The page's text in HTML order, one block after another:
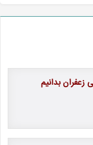
زعفران بدانیم